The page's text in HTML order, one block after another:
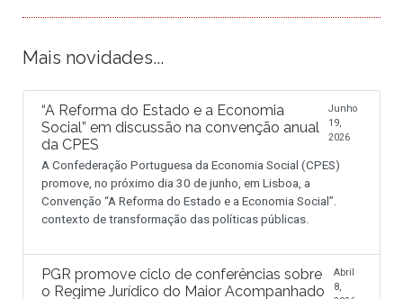
Mais novidades...
“A Reforma do Estado e a Economia
Social” em discussão na convenção anual
da CPES
Junho
19,
2026
A Confederação Portuguesa da Economia Social (CPES)
promove, no próximo dia 30 de junho, em Lisboa, a
Convenção “A Reforma do Estado e a Economia Social”.
contexto de transformação das políticas públicas.
PGR promove ciclo de conferências sobre
o Regime Jurídico do Maior Acompanhado
Abril
8,